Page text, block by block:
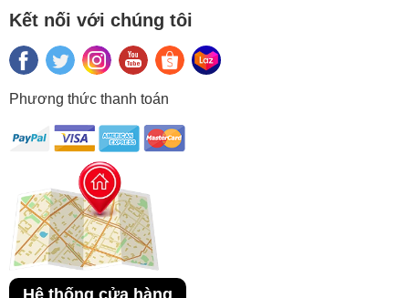
Kết nối với chúng tôi
Phương thức thanh toán
Hệ thống cửa hàng